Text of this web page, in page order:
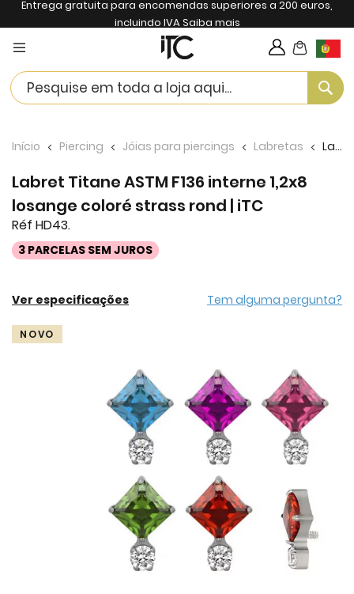
Entrega gratuita para encomendas superiores a 200 euros,
incluindo IVASaiba mais
My Cart
Início Piercing Jóias para piercings Labretas Labret Titane ASTM F136 interne 1,2x8 losange coloré strass rond | iTC
Labret Titane ASTM F136 interne 1,2x8
losange coloré strass rond | iTC
Réf HD43.
3 PARCELAS SEM JUROS
Ver especificações Tem alguma pergunta?
Skip
NOVO